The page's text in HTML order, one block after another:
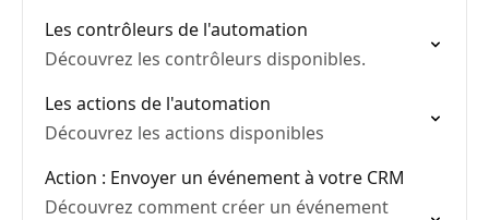
Les contrôleurs de l'automation
Découvrez les contrôleurs disponibles.
Les actions de l'automation
Découvrez les actions disponibles
Action : Envoyer un événement à votre CRM
Découvrez comment créer un événement